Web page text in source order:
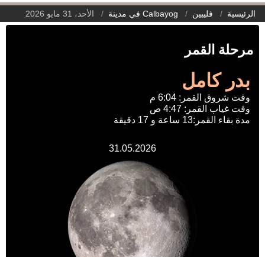
الرئيسية فليبين Calbayog في مدينة الأحد، 31 مايو 2026
مرحلة القمر
بدر كامل
وقت شروق القمر: 6:04 م
وقت غياب القمر: 4:47 ص
مدة بقاء القمر:13 ساعة و 17 دقيقة
31.05.2026